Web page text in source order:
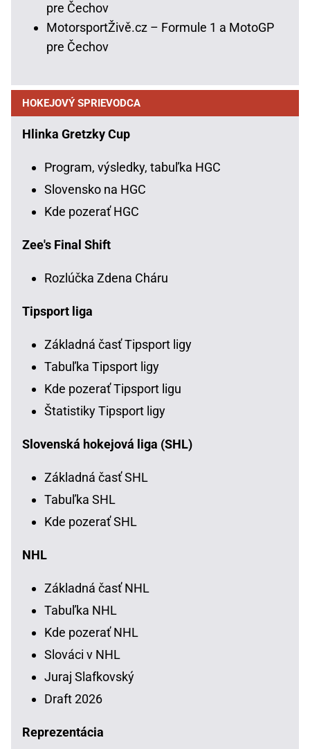
pre Čechov
MotorsportŽivě.cz – Formule 1 a MotoGP
pre Čechov
HOKEJOVÝ SPRIEVODCA
Hlinka Gretzky Cup
Program, výsledky, tabuľka HGC
Slovensko na HGC
Kde pozerať HGC
Zee's Final Shift
Rozlúčka Zdena Cháru
Tipsport liga
Základná časť Tipsport ligy
Tabuľka Tipsport ligy
Kde pozerať Tipsport ligu
Štatistiky Tipsport ligy
Slovenská hokejová liga (SHL)
Základná časť SHL
Tabuľka SHL
Kde pozerať SHL
NHL
Základná časť NHL
Tabuľka NHL
Kde pozerať NHL
Slováci v NHL
Juraj Slafkovský
Draft 2026
Reprezentácia